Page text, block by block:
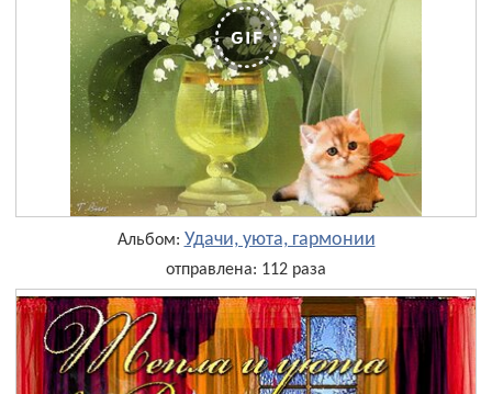
Альбом: Удачи, уюта, гармонии
отправлена: 112 раза